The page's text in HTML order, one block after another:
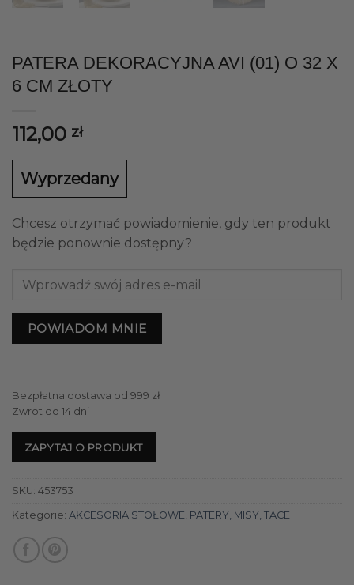
PATERA DEKORACYJNA AVI (01) O 32 X
6 CM ZŁOTY
112,00 zł
Wyprzedany
Chcesz otrzymać powiadomienie, gdy ten produkt
będzie ponownie dostępny?
POWIADOM MNIE
Bezpłatna dostawa od 999 zł
Zwrot do 14 dni
ZAPYTAJ O PRODUKT
SKU: 453753
Kategorie: AKCESORIA STOŁOWE PATERY, MISY, TACE